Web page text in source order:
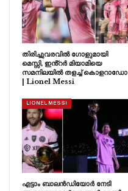
തിരിച്ചുവരവിൽ ഗോളുമായി
മെസ്സി, ഇൻ്റർ മിയാമിയെ
സമനിലയിൽ തളച്ച് കൊളറാഡോ
| Lionel Messi
LIONEL MESSI
എട്ടാം ബാലൻഡിയോർ നേടി